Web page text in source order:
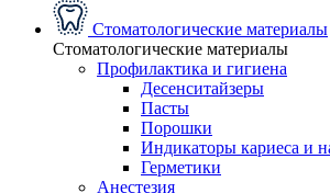
Стоматологические материалы
Стоматологические материалы
Профилактика и гигиена
Десенситайзеры
Пасты
Порошки
Индикаторы кариеса и
Герметики
Анестезия